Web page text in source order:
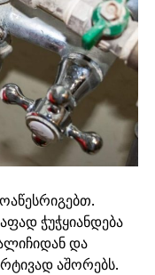
ჭუჭყიანდება
და
აშორებს.